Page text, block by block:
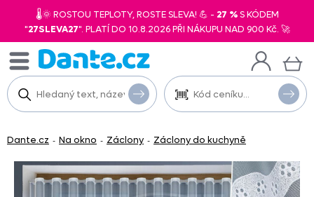
🌡️🌞 ROSTOU TEPLOTY, ROSTE SLEVA! 💪 - 27 %S KÓDEM
"27SLEVA27". PLATÍ DO 10.8.2026 PŘI NÁKUPU NAD 900 Kč. 🚀
Dante.cz - Na okno - Záclony - Záclony do kuchyně